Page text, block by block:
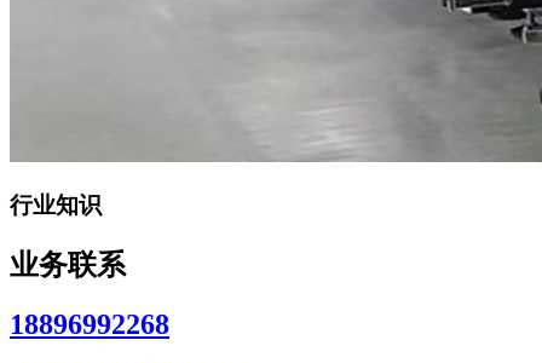
行业知识
业务联系
18896992268